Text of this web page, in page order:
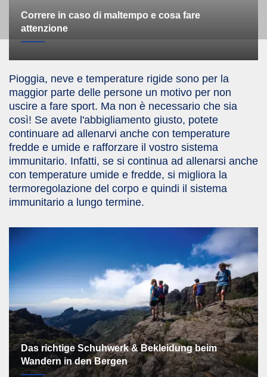
Correre in caso di maltempo e cosa fare
attenzione
Pioggia, neve e temperature rigide sono per la
maggior parte delle persone un motivo per non
uscire a fare sport. Ma non è necessario che sia
così! Se avete l'abbigliamento giusto, potete
continuare ad allenarvi anche con temperature
fredde e umide e rafforzare il vostro sistema
immunitario. Infatti, se si continua ad allenarsi anche
con temperature umide e fredde, si migliora la
termoregolazione del corpo e quindi il sistema
immunitario a lungo termine.
Das richtige Schuhwerk & Bekleidung beim
Wandern in den Bergen